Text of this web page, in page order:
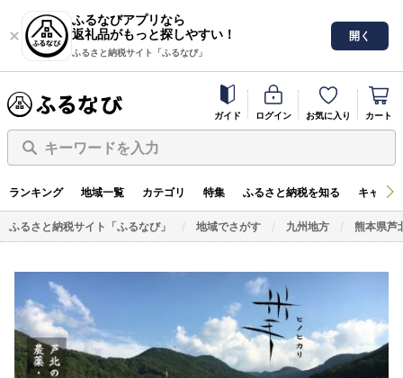
ふるなびアプリなら
返礼品がもっと探しやすい！
ふるさと納税サイト「ふるなび」
開く
ガイド ログイン お気に入り カート
キーワードを入力
ランキング 地域一覧 カテゴリ 特集 ふるさと納税を知る キャン
ふるさと納税サイト「ふるなび」 地域でさがす 九州地方 熊本県芦